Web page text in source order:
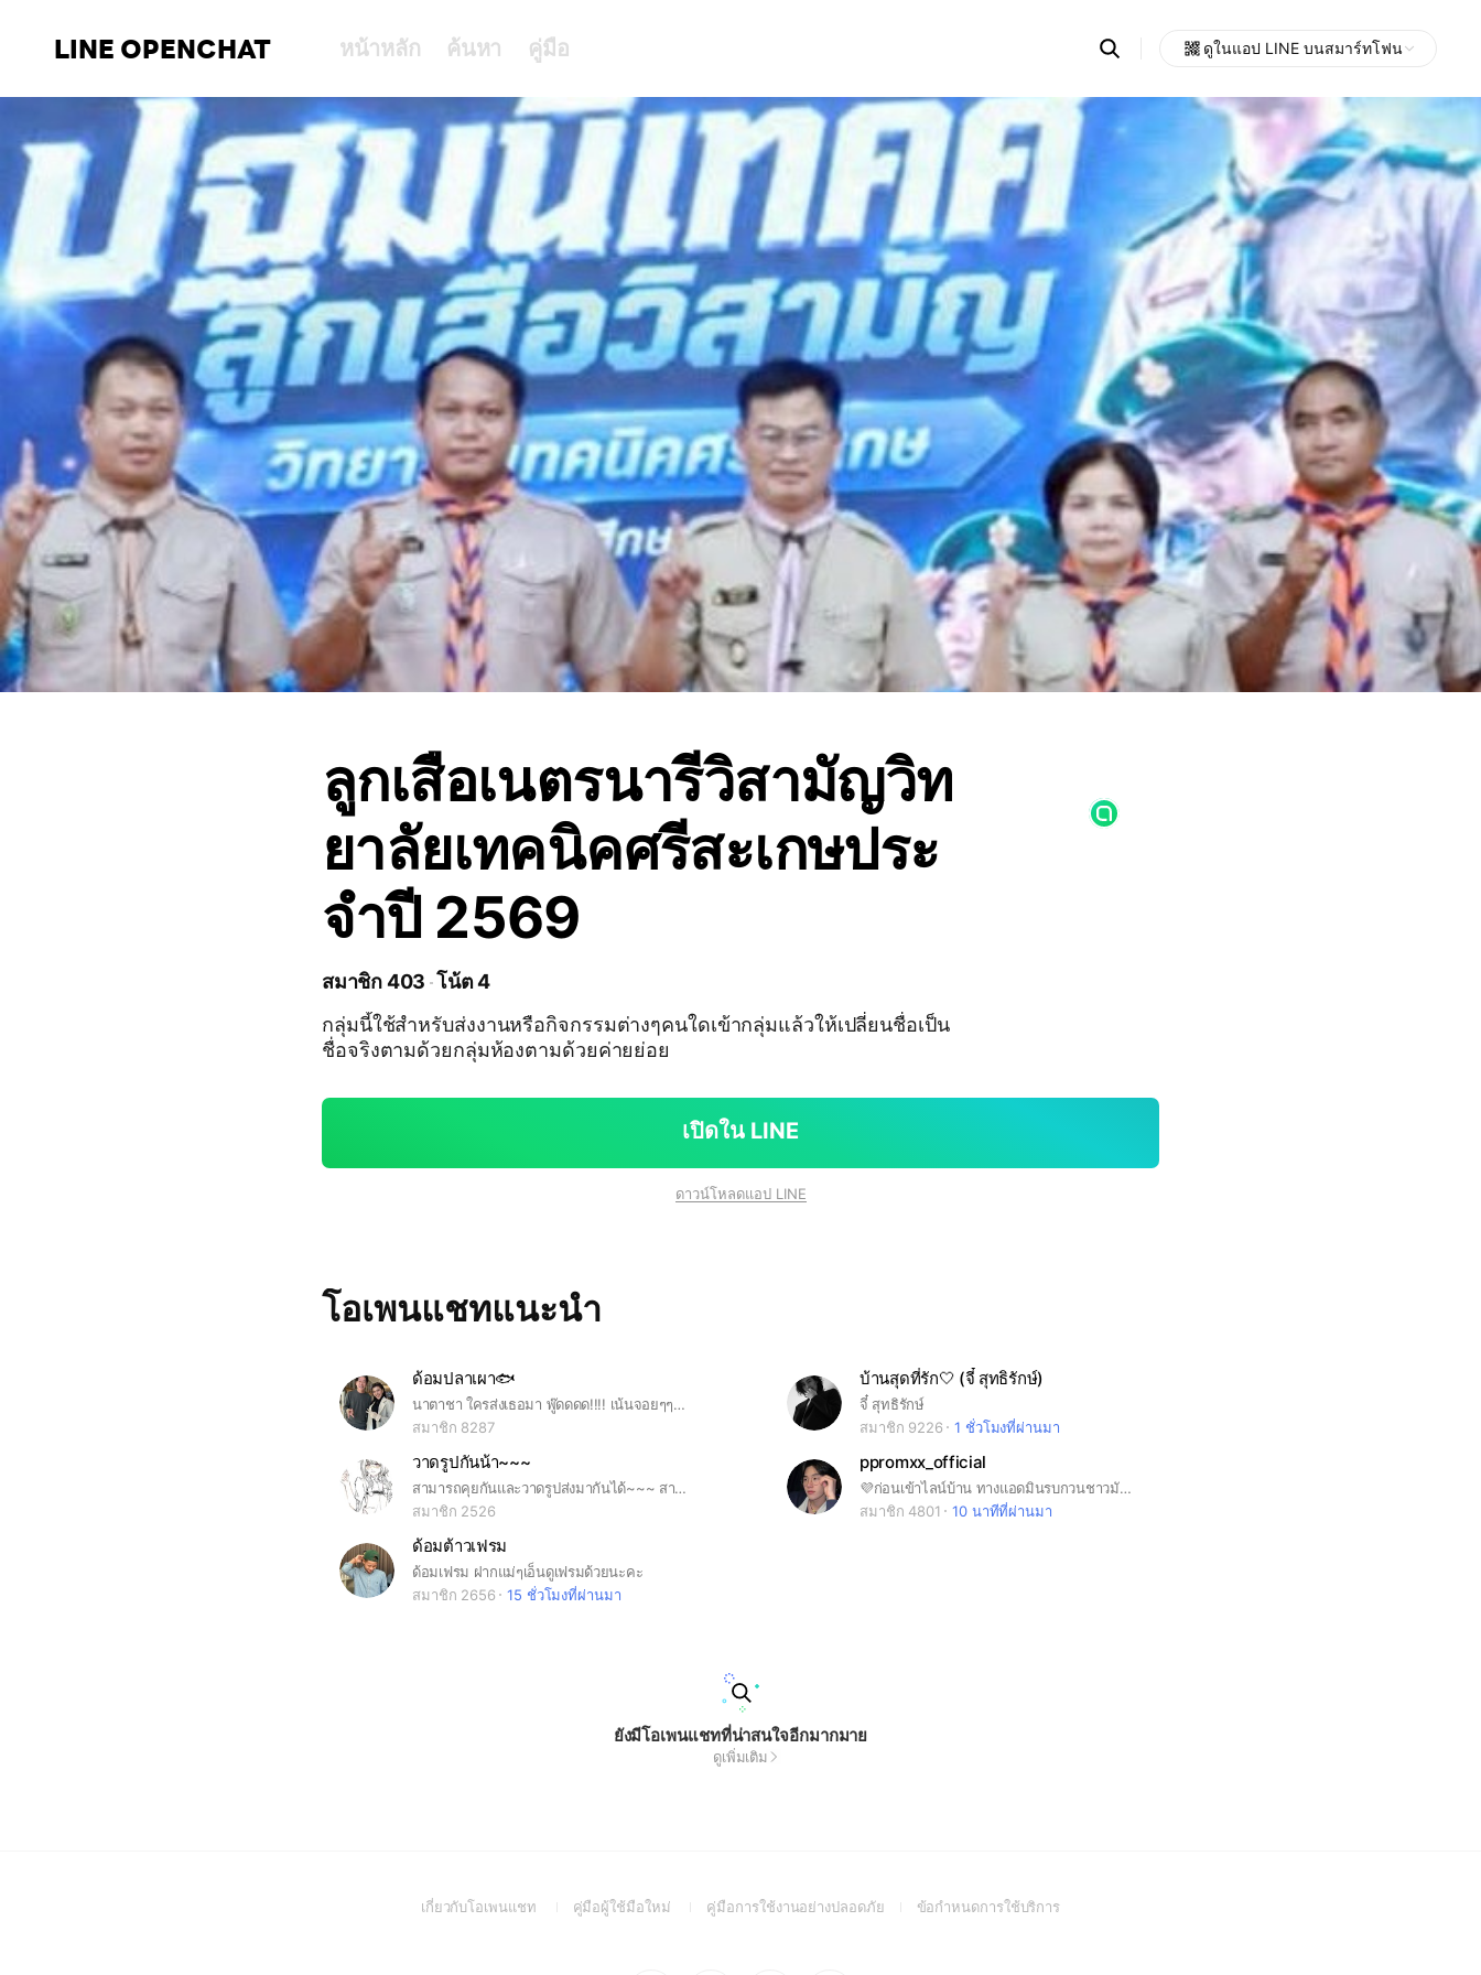
LINE OPENCHAT หน้าหลัก ค้นหา คู่มือ Search
OpenChats
messages
search
ดูในแอป LINE บนสมาร์ทโฟน
ลูกเสือเนตรนารีวิสามัญวิท
ยาลัยเทคนิคศรีสะเกษประ
จำปี 2569
สมาชิก 403 โน้ต 4
กลุ่มนี้ใช้สำหรับส่งงานหรือกิจกรรมต่างๆคนใดเข้ากลุ่มแล้วให้เปลี่ยนชื่อเป็น
ชื่อจริงตามด้วยกลุ่มห้องตามด้วยค่ายย่อย
เปิดใน LINE
ดาวน์โหลดแอป LINE
โอเพนแชทแนะนำ
ด้อมปลาเผา🐟
นาตาชา ใครส่งเธอมา พู๊ดดดด!!!! เน้นจอยๆๆ อัพเดทเมาท์มอย โสดก็เข้า ไม่โสดก็เข้า แฮปปี้ๆนะคะแม่
สมาชิก 8287
บ้านสุดที่รัก🤍 (จี๋ สุทธิรักษ์)
จี๋ สุทธิรักษ์
สมาชิก 9226
1 ชั่วโมงที่ผ่านมา
วาดรูปกันน้า~~~
สามารถคุยกันและวาดรูปส่งมากันได้~~~ สามารถมาขอคำแนะนำในการวาดภาพได้(กลุ่มนี้ผู้เชี่ยวชาญเยอะ);) ขอบคุณที่เข้านะคะ~
สมาชิก 2526
ppromxx_official
💜ก่อนเข้าไลน์บ้าน ทางแอดมินรบกวนชาวมังคุดใส่รูปตัวเองหรือรูปพร้อมด้วยนะคะ ส่วนชื่อที่ใช้ในการตั้ง แอดขอเป็นตัวอักษร เช่น พร้อมค้าบ, promkub💜แบบนี้เป็นต้นค่ะ ขอบคุณค่ะ🙏. 💜For Interfan , Please include a picture and name in letters only. 💜เมื่อเข้ามาแล้ว รบกวนอ่านกฎด้วยนะคะ 💜รักและเอ็นดูพร้อมไปนานๆน้าาา💜
สมาชิก 4801
10 นาทีที่ผ่านมา
ด้อมต้าวเฟรม
ด้อมเฟรม ฝากแม่ๆเอ็นดูเฟรมด้วยนะคะ
สมาชิก 2656
15 ชั่วโมงที่ผ่านมา
ยังมีโอเพนแชทที่น่าสนใจอีกมากมาย
ดูเพิ่มเติม
เกี่ยวกับโอเพนแชท
(Openคู่มือผู้ใช้มือใหม่
(Openคู่มือการใช้งานอย่างปลอดภัย(Openข้อกำหนดการใช้บริการ(Open